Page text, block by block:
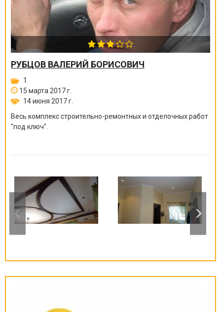
РУБЦОВ ВАЛЕРИЙ БОРИСОВИЧ
1
15 марта 2017 г.
14 июня 2017 г.
Весь комплекс строительно-ремонтных и отделочных работ
"под ключ".